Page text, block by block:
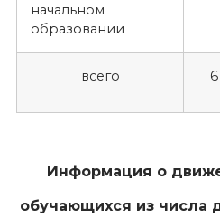
начальном
образовании
всего 6
Информация о
обучающихся из числа